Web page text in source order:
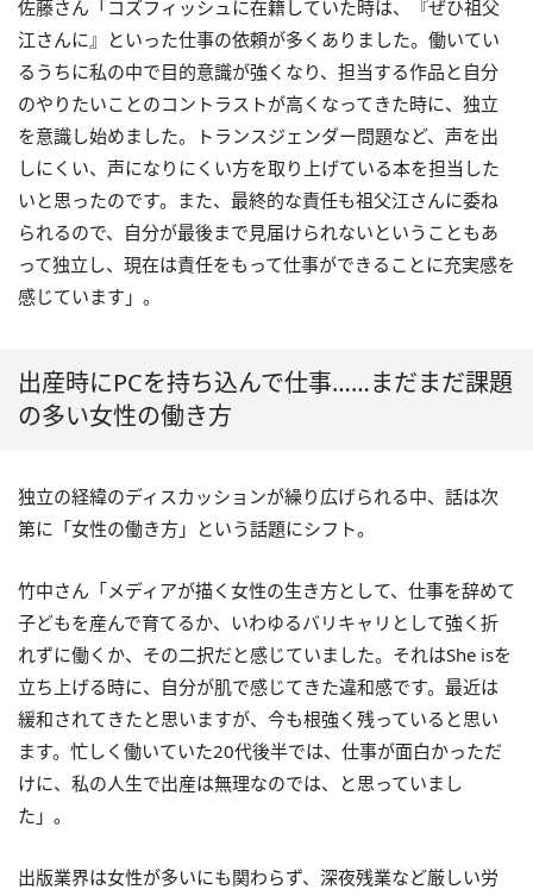
佐藤さん「コズフィッシュに在籍していた時は、『ぜひ祖父
江さんに』といった仕事の依頼が多くありました。働いてい
るうちに私の中で目的意識が強くなり、担当する作品と自分
のやりたいことのコントラストが高くなってきた時に、独立
を意識し始めました。トランスジェンダー問題など、声を出
しにくい、声になりにくい方を取り上げている本を担当した
いと思ったのです。また、最終的な責任も祖父江さんに委ね
られるので、自分が最後まで見届けられないということもあ
って独立し、現在は責任をもって仕事ができることに充実感を
感じています」。
出産時にPCを持ち込んで仕事……まだまだ課題
の多い女性の働き方
独立の経緯のディスカッションが繰り広げられる中、話は次
第に「女性の働き方」という話題にシフト。
竹中さん「メディアが描く女性の生き方として、仕事を辞めて
子どもを産んで育てるか、いわゆるバリキャリとして強く折
れずに働くか、その二択だと感じていました。それはShe isを
立ち上げる時に、自分が肌で感じてきた違和感です。最近は
緩和されてきたと思いますが、今も根強く残っていると思い
ます。忙しく働いていた20代後半では、仕事が面白かっただ
けに、私の人生で出産は無理なのでは、と思っていまし
た」。
出版業界は女性が多いにも関わらず、深夜残業など厳しい労